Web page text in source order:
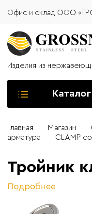
Офис и склад ООО
Изделия из
Каталог
Главная Магазин
арматура
CLAMP
Тройник
Подробнее